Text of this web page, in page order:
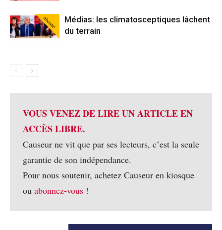
Abonné
Médias: les climatosceptiques lâchent
du terrain
VOUS VENEZ DE LIRE UN ARTICLE EN
ACCÈS LIBRE.
Causeur ne vit que par ses lecteurs, c’est la seule
garantie de son indépendance.
Pour nous soutenir, achetez Causeur en kiosque
ou abonnez-vous !